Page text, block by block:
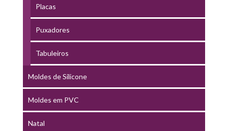
Placas
Puxadores
Tabuleiros
Moldes de Silicone
Moldes em PVC
Natal